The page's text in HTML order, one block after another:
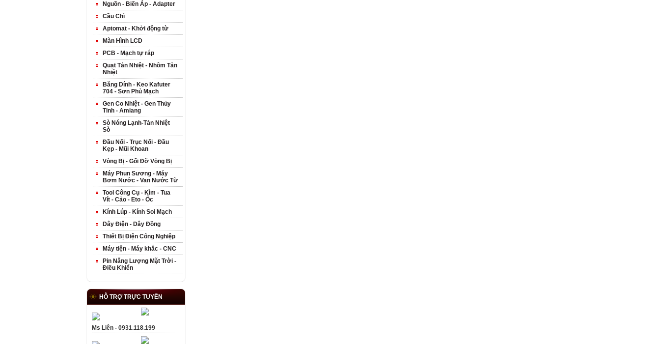
Nguồn - Biến Áp - Adapter
Cầu Chì
Aptomat - Khởi động từ
Màn Hình LCD
PCB - Mạch tự ráp
Quạt Tản Nhiệt - Nhôm Tản
Nhiệt
Băng Dính - Keo Kafuter
704 - Sơn Phủ Mạch
Gen Co Nhiệt - Gen Thủy
Tinh - Amiang
Sò Nóng Lạnh-Tản Nhiệt
Sò
Đầu Nối - Trục Nối - Đầu
Kẹp - Mũi Khoan
Vòng Bị - Gối Đỡ Vòng Bị
Máy Phun Sương - Máy
Bơm Nước - Van Nước Từ
Tool Công Cụ - Kìm - Tua
Vít - Cảo - Eto - Ốc
Kính Lúp - Kính Soi Mạch
Dây Điện - Dây Đồng
Thiết Bị Điện Công Nghiệp
Máy tiện - Máy khắc - CNC
Pin Năng Lượng Mặt Trời -
Điều Khiển
HỖ TRỢ TRỰC TUYẾN
Ms Liên - 0931.118.199